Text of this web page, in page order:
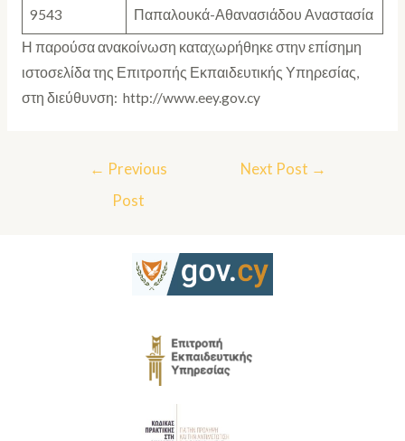
9543
Παπαλουκά-Αθανασιάδου Αναστασία
Η παρούσα ανακοίνωση καταχωρήθηκε στην επίσημη
ιστοσελίδα της Επιτροπής Εκπαιδευτικής Υπηρεσίας,
στη διεύθυνση: http://www.eey.gov.cy
← Previous
Post
Next Post →